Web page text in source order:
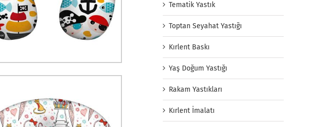
Tematik Yastık
Toptan Seyahat Yastığı
Kırlent Baskı
Yaş Doğum Yastığı
Rakam Yastıkları
Kırlent İmalatı